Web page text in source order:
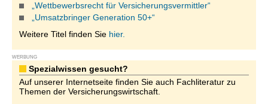
„Wettbewerbsrecht für Versicherungsvermittler“
„Umsatzbringer Generation 50+“
Weitere Titel finden Sie hier.
WERBUNG
Spezialwissen gesucht?
Auf unserer Internetseite finden Sie auch Fachliteratur zu
Themen der Versicherungswirtschaft.